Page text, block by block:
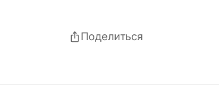
Поделиться